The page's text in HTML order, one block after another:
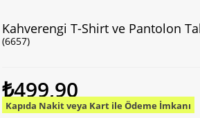
Kahverengi T-Shirt ve Pantolon
(6657)
₺499,90
Kapıda Nakit veya Kart ile Ödeme İmkanı